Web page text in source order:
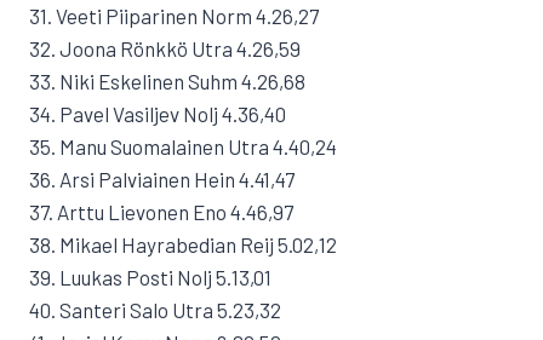
31. Veeti Piiparinen Norm 4.26,27
32. Joona Rönkkö Utra 4.26,59
33. Niki Eskelinen Suhm 4.26,68
34. Pavel Vasiljev Nolj 4.36,40
35. Manu Suomalainen Utra 4.40,24
36. Arsi Palviainen Hein 4.41,47
37. Arttu Lievonen Eno 4.46,97
38. Mikael Hayrabedian Reij 5.02,12
39. Luukas Posti Nolj 5.13,01
40. Santeri Salo Utra 5.23,32